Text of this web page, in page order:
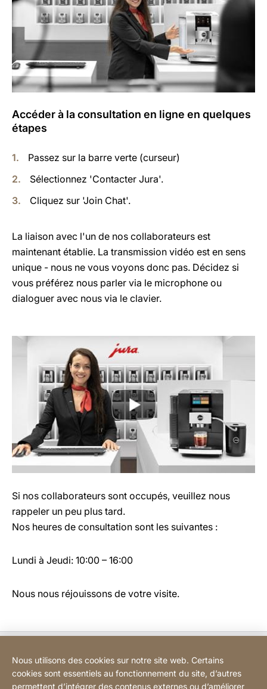
Accéder à la consultation en ligne en quelques
étapes
Passez sur la barre verte (curseur)
Sélectionnez 'Contacter Jura'.
Cliquez sur 'Join Chat'.
La liaison avec l'un de nos collaborateurs est
maintenant établie. La transmission vidéo est en sens
unique - nous ne vous voyons donc pas. Décidez si
vous préférez nous parler via le microphone ou
dialoguer avec nous via le clavier.
Si nos collaborateurs sont occupés, veuillez nous
rappeler un peu plus tard.
Nos heures de consultation sont les suivantes :
Lundi à Jeudi: 10:00 – 16:00
Nous nous réjouissons de votre visite.
Bodart&Co BV: Customer service
Nous utilisons des cookies sur notre site web. Certains
cookies sont essentiels au fonctionnement du site, d’autres
permettent d’intégrer des contenus externes ou d’améliorer